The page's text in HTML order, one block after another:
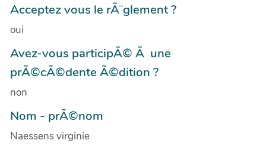
Acceptez vous le rÃ¨glement ?
oui
Avez-vous participÃ© Ã une
prÃ©cÃ©dente Ã©dition ?
non
Nom - prÃ©nom
Naessens virginie